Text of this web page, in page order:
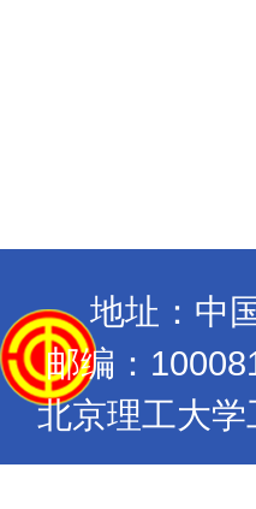
地址：中
邮编：
北京理工大